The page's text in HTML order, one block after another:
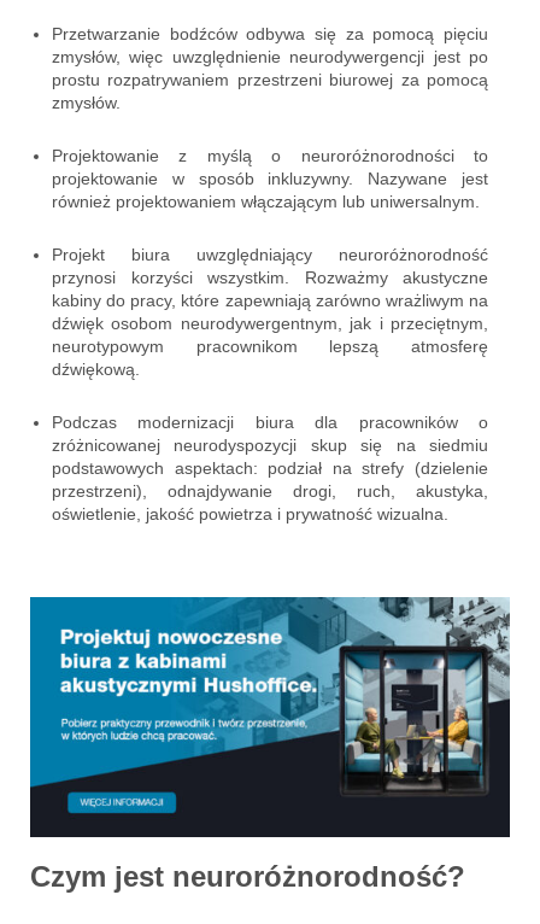
Przetwarzanie bodźców odbywa się za pomocą pięciu
zmysłów, więc uwzględnienie neurodywergencji jest po
prostu rozpatrywaniem przestrzeni biurowej za pomocą
zmysłów.
Projektowanie z myślą o neuroróżnorodności to
projektowanie w sposób inkluzywny. Nazywane jest
również projektowaniem włączającym lub uniwersalnym.
Projekt biura uwzględniający neuroróżnorodność
przynosi korzyści wszystkim. Rozważmy akustyczne
kabiny do pracy, które zapewniają zarówno wrażliwym na
dźwięk osobom neurodywergentnym, jak i przeciętnym,
neurotypowym pracownikom lepszą atmosferę
dźwiękową.
Podczas modernizacji biura dla pracowników o
zróżnicowanej neurodyspozycji skup się na siedmiu
podstawowych aspektach: podział na strefy (dzielenie
przestrzeni), odnajdywanie drogi, ruch, akustyka,
oświetlenie, jakość powietrza i prywatność wizualna.
Czym jest neuroróżnorodność?